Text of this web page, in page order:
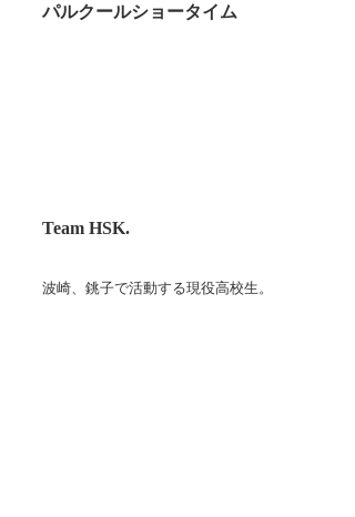
パルクールショータイム
Team HSK.
波崎、銚子で活動する現役高校生。